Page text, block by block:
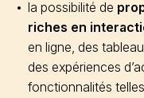
la possibilité de
riches en
en ligne, des
des expériences
fonctionnalités